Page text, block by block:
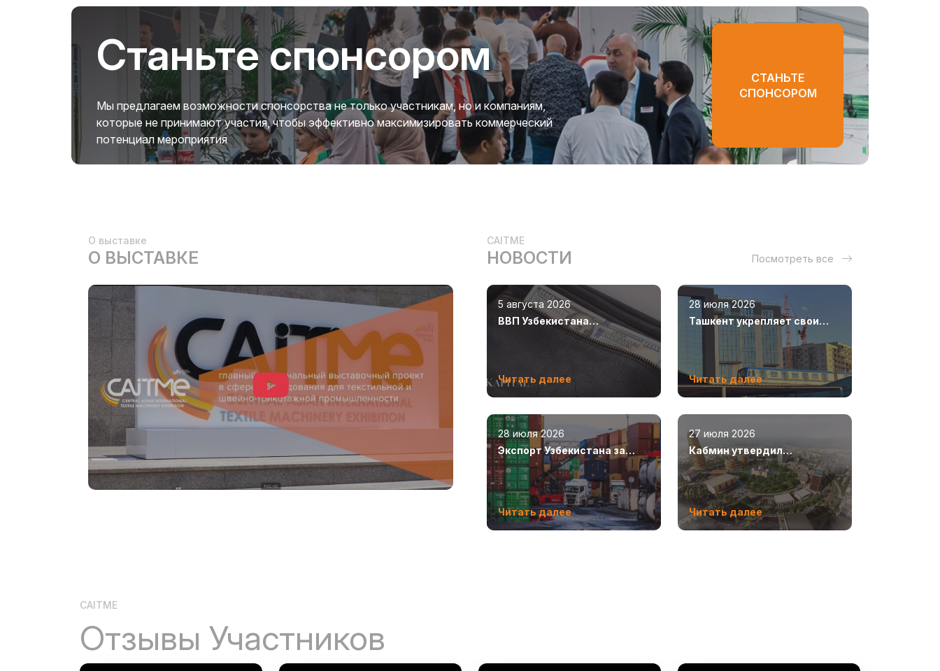
Станьте спонсором
Мы предлагаем возможности спонсорства не только участникам, но и компаниям,
которые не принимают участия, чтобы эффективно максимизировать коммерческий
потенциал мероприятия
СТАНЬТЕ
СПОНСОРОМ
О выставке
О ВЫСТАВКЕ
CAITME
НОВОСТИ Посмотреть все
5 августа 2026
ВВП Узбекистана
увеличился на 8,5%
Читать далее
28 июля 2026
Ташкент укрепляет свои
позиции как современный
Читать далее
28 июля 2026
Экспорт Узбекистана за
пять месяцев достиг 12,6
млрд долларов
Читать далее
27 июля 2026
Кабмин утвердил
генеральный план развития
Бухары до 2043 года
Читать далее
CAITME
Отзывы Участников